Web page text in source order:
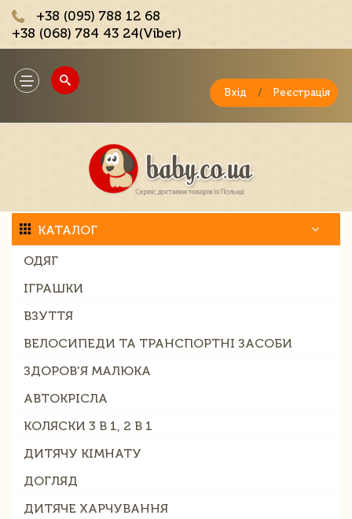
+38 (095) 788 12 68
+38 (068) 784 43 24(Viber)
Toggle
navigation
Вхід / Реєстрація
КАТАЛОГ
ОДЯГ
ІГРАШКИ
ВЗУТТЯ
ВЕЛОСИПЕДИ ТА ТРАНСПОРТНІ ЗАСОБИ
ЗДОРОВ'Я МАЛЮКА
АВТОКРІСЛА
КОЛЯСКИ 3 В 1, 2 В 1
ДИТЯЧУ КІМНАТУ
ДОГЛЯД
ДИТЯЧЕ ХАРЧУВАННЯ